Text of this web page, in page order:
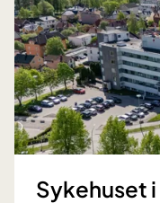
Sykehuset